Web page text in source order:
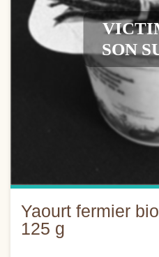
SON
Yaourt fermier
125 g